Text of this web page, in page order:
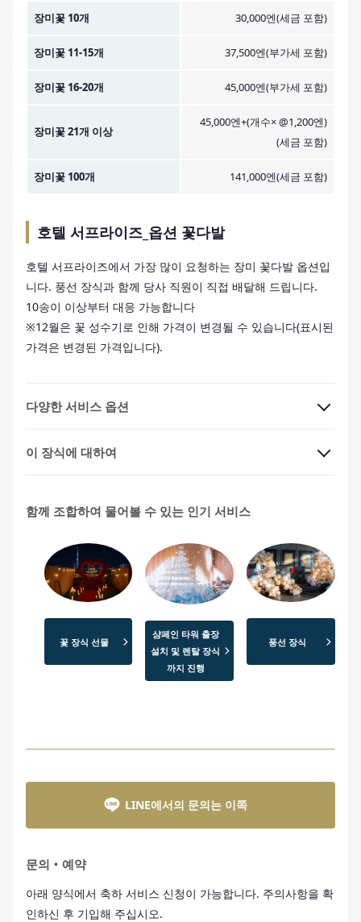
금액 이미지
장미꽃 10개 30,000엔(세금 포함)
장미꽃 11-15개 37,500엔(부가세 포함)
장미꽃 16-20개 45,000엔(부가세 포함)
장미꽃 21개 이상
45,000엔+(개수× @1,200엔)
(세금 포함)
장미꽃 100개 141,000엔(세금 포함)
호텔 서프라이즈_옵션 꽃다발
호텔 서프라이즈에서 가장 많이 요청하는 장미 꽃다발 옵션입
니다. 풍선 장식과 함께 당사 직원이 직접 배달해 드립니다.
10송이 이상부터 대응 가능합니다
※12월은 꽃 성수기로 인해 가격이 변경될 수 있습니다(표시된
가격은 변경된 가격입니다).
다양한 서비스 옵션
이 장식에 대하여
함께 조합하여 물어볼 수 있는 인기 서비스
꽃 장식 선물
샴페인 타워 출장
설치 및 렌탈 장식
까지 진행
풍선 장식
LINE에서의 문의는 이쪽
문의・예약
아래 양식에서 축하 서비스 신청이 가능합니다. 주의사항을 확
인하신 후 기입해 주십시오.